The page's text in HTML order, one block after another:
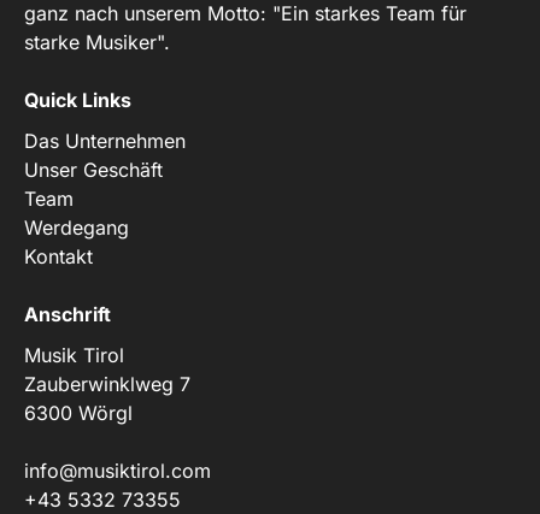
ganz nach unserem Motto: "Ein starkes Team für
starke Musiker".
Quick Links
Das Unternehmen
Unser Geschäft
Team
Werdegang
Kontakt
Anschrift
Musik Tirol
Zauberwinklweg 7
6300 Wörgl
info@musiktirol.com
+43 5332 73355